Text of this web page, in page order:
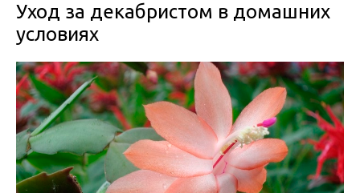
Уход за декабристом в домашних
условиях